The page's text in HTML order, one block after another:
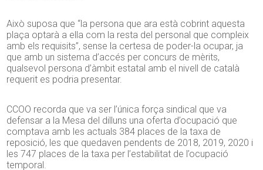
Això suposa que “la persona que ara està cobrint aquesta
plaça optarà a ella com la resta del personal que compleix
amb els requisits”, sense la certesa de poder-la ocupar, ja
que amb un sistema d’accés per concurs de mèrits,
qualsevol persona d’àmbit estatal amb el nivell de català
requerit es podria presentar.
CCOO recorda que va ser l’única força sindical que va
defensar a la Mesa del dilluns una oferta d’ocupació que
comptava amb les actuals 384 places de la taxa de
reposició, les que quedaven pendents de 2018, 2019, 2020 i
les 747 places de la taxa per l’estabilitat de l’ocupació
temporal.